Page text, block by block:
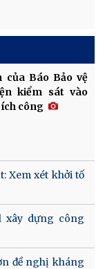
của Báo Bảo vệ
kiểm sát vào
ích công
Xem xét khởi tố
xây dựng công
đề nghị kháng